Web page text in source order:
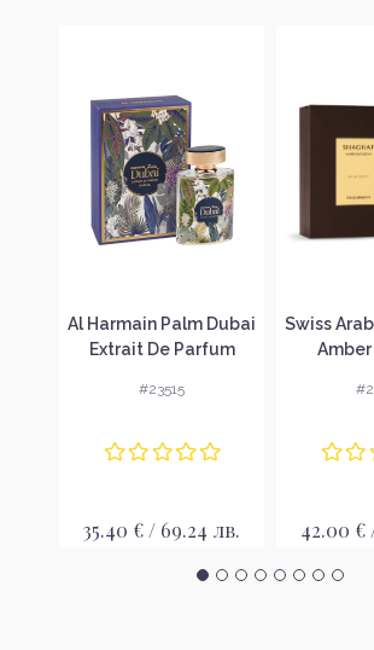
Al Harmain Palm Dubai
Extrait De Parfum
екстракт
#23515
35.40 € / 69.24 лв.
Swiss
42.00 €